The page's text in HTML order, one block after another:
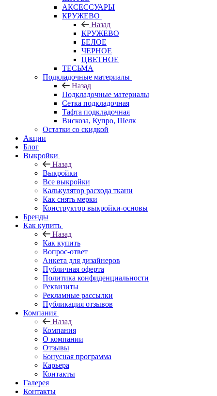
АКСЕССУАРЫ
КРУЖЕВО
Назад
КРУЖЕВО
БЕЛОЕ
ЧЕРНОЕ
ЦВЕТНОЕ
ТЕСЬМА
Подкладочные материалы
Назад
Подкладочные материалы
Сетка подкладочная
Тафта подкладочная
Вискоза, Купро, Шелк
Остатки со скидкой
Акции
Блог
Выкройки
Назад
Выкройки
Все выкройки
Калькулятор расхода ткани
Как снять мерки
Конструктор выкройки-основы
Бренды
Как купить
Назад
Как купить
Вопрос-ответ
Анкета для дизайнеров
Публичная оферта
Политика конфиденциальности
Реквизиты
Рекламные рассылки
Публикация отзывов
Компания
Назад
Компания
О компании
Отзывы
Бонусная программа
Карьера
Контакты
Галерея
Контакты